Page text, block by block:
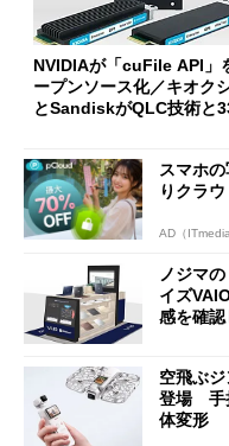
NVIDIAが「cuFile API」
ープンソース化／キオク
とSandiskがQLC技術と
スマホ
りクラ
AD（
ノジマ
イズ
感を確
空飛ぶ
登場 手
体変形